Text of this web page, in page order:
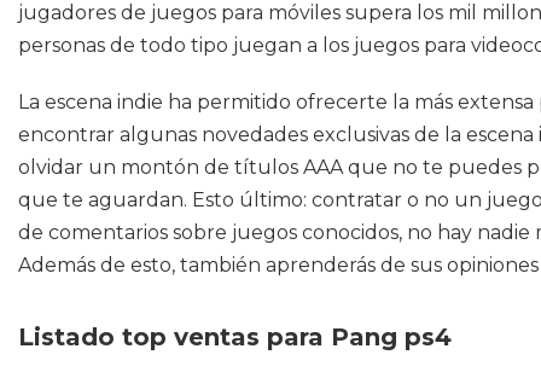
jugadores de juegos para móviles supera los mil
personas de todo tipo juegan a los juegos para
La escena indie ha permitido ofrecerte la más
encontrar algunas novedades exclusivas de la
olvidar un montón de títulos AAA que no te puedes
que te aguardan. Esto último: contratar o no un
de comentarios sobre juegos conocidos, no hay
Además de esto, también aprenderás de sus
Listado top ventas para Pang ps4